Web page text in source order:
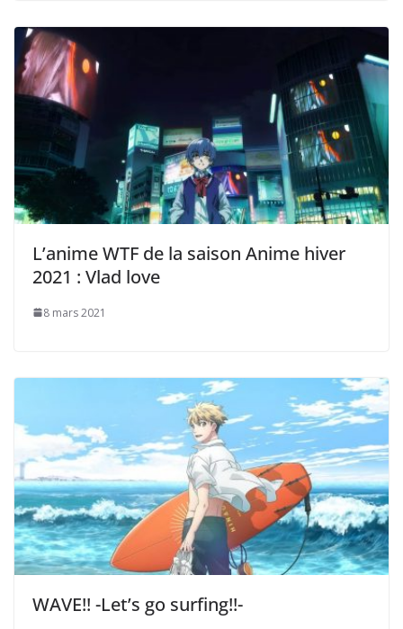
L’anime WTF de la saison Anime hiver
2021 : Vlad love
8 mars 2021
WAVE!! -Let’s go surfing!!-